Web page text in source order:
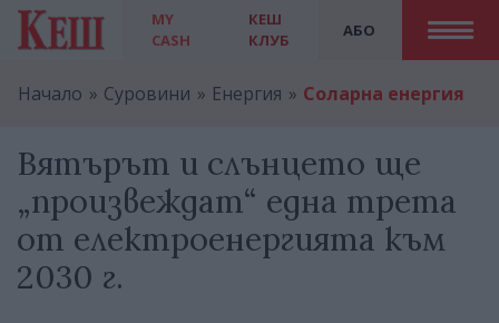
MY
CASH
АБО
КЕШ
КЛУБ
Начало Суровини Енергия Соларна енергия
Вятърът и слънцето ще
„произвеждат“ една трета
от електроенергията към
2030 г.